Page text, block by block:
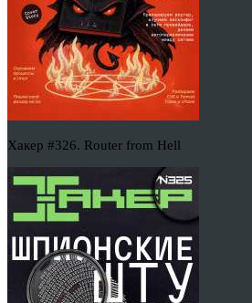
Хакер #326. Router from Hell